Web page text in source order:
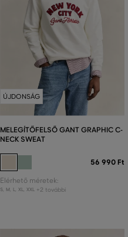
ÚJDONSÁG
MELEGÍTŐFELSŐ GANT GRAPHIC C-
NECK SWEAT
56 990 Ft
Elérhető méretek:
S, M L, XL, XXL +2 további